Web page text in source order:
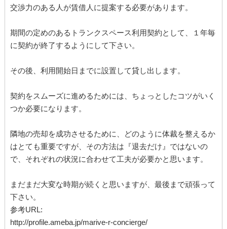
交渉力のある人が賃借人に提案する必要があります。
期間の定めのあるトランクスペース利用契約として、１年毎
に契約が終了するようにして下さい。
その後、利用開始日までに設置して貸し出します。
契約をスムーズに進めるためには、ちょっとしたコツがいく
つか必要になります。
隣地の売却を成功させるために、どのように体裁を整えるか
はとても重要ですが、その方法は『退去だけ』ではないの
で、それぞれの状況に合わせて工夫が必要かと思います。
まだまだ大変な時期が続くと思いますが、最後まで頑張って
下さい。
参考URL:
http://profile.ameba.jp/marive-r-concierge/